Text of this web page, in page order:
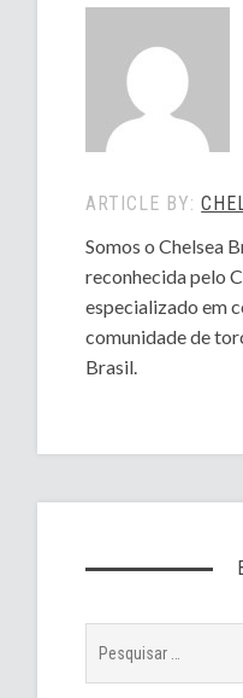
ARTICLE BY:
Somos o Chelsea
reconhecida pelo
especializado em
comunidade de
Brasil.